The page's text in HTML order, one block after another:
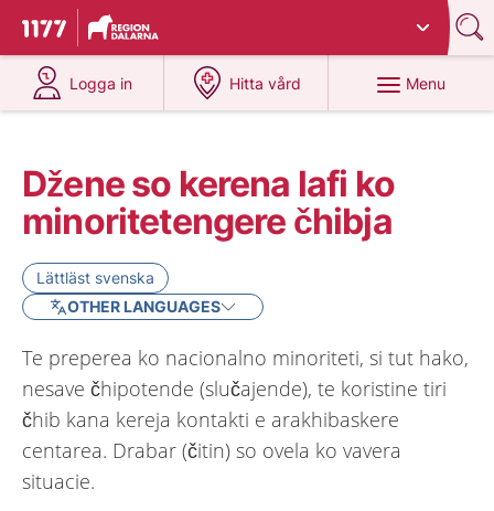
To start page for 1177
Du har valt region
Logga in
at 1177.se
Hitta vård
at 1177.se
Menu
Džene so kerena lafi ko
minoritetengere čhibja
Lättläst svenska
OTHER LANGUAGES
Te preperea ko nacionalno minoriteti, si tut hako,
nesave čhipotende (slučajende), te koristine tiri
čhib kana kereja kontakti e arakhibaskere
centarea. Drabar (čitin) so ovela ko vavera
situacie.